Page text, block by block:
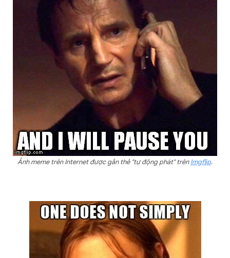
Ảnh meme trên Internet được gắn thẻ "tự động phát" trênImgflip.